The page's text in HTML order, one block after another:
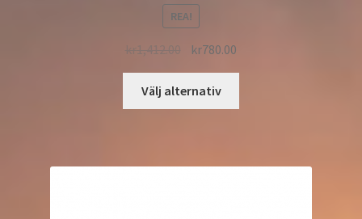
REA!
kr1,412.00 kr780.00
Välj alternativ